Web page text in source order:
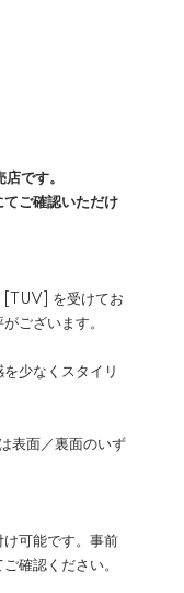
です。
てご確認いただけ
を受けてお
ございます。
少なくスタイリ
表面／裏面のいず
可能です。事前
確認ください。